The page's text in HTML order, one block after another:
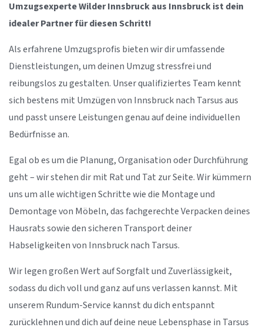
Umzugsexperte Wilder Innsbruck aus Innsbruck ist dein
idealer Partner für diesen Schritt!
Als erfahrene Umzugsprofis bieten wir dir umfassende
Dienstleistungen, um deinen Umzug stressfrei und
reibungslos zu gestalten. Unser qualifiziertes Team kennt
sich bestens mit Umzügen von Innsbruck nach Tarsus aus
und passt unsere Leistungen genau auf deine individuellen
Bedürfnisse an.
Egal ob es um die Planung, Organisation oder Durchführung
geht – wir stehen dir mit Rat und Tat zur Seite. Wir kümmern
uns um alle wichtigen Schritte wie die Montage und
Demontage von Möbeln, das fachgerechte Verpacken deines
Hausrats sowie den sicheren Transport deiner
Habseligkeiten von Innsbruck nach Tarsus.
Wir legen großen Wert auf Sorgfalt und Zuverlässigkeit,
sodass du dich voll und ganz auf uns verlassen kannst. Mit
unserem Rundum-Service kannst du dich entspannt
zurücklehnen und dich auf deine neue Lebensphase in Tarsus